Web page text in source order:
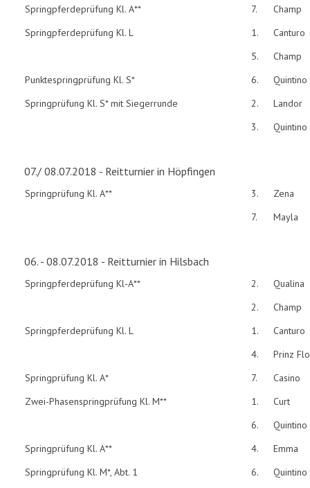
Springpferdeprüfung Kl. A**
7.
Champ
Springpferdeprüfung Kl. L
1.
Canturo
5.
Champ
Punktespringprüfung Kl. S*
6.
Quintino
Springprüfung Kl. S* mit Siegerrunde
2.
Landor
3.
Quintino
07./ 08.07.2018 - Reitturnier in Höpfingen
Springprüfung Kl. A** 3.
Zena
7.
Mayla
06. - 08.07.2018 - Reitturnier in Hilsbach
Springpferdeprüfung Kl-A** 2.
Qualina
2.
Champ
Springpferdeprüfung Kl. L
1.
Canturo
4.
Prinz
Springprüfung Kl. A*
7.
Casino
Zwei-Phasenspringprüfung Kl. M**
1.
Curt
6.
Quintino
Springprüfung Kl. A**
4.
Emma
Springprüfung Kl. M*, Abt. 1
6.
Quintino